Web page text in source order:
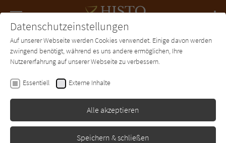
SUCHE Forum Charts Newsletter
Irène Némirovsky
Die Familie Hardelot
Erschienen: Januar 2010 Bibliogr. Angaben
Datenschutzeinstellungen
Auf unserer Webseite werden Cookies verwendet. Einige davon werden
zwingend benötigt, während es uns andere ermöglichen, Ihre
Nutzererfahrung auf unserer Webseite zu verbessern.
Essentiell Externe Inhalte
Alle akzeptieren
Speichern & schließen